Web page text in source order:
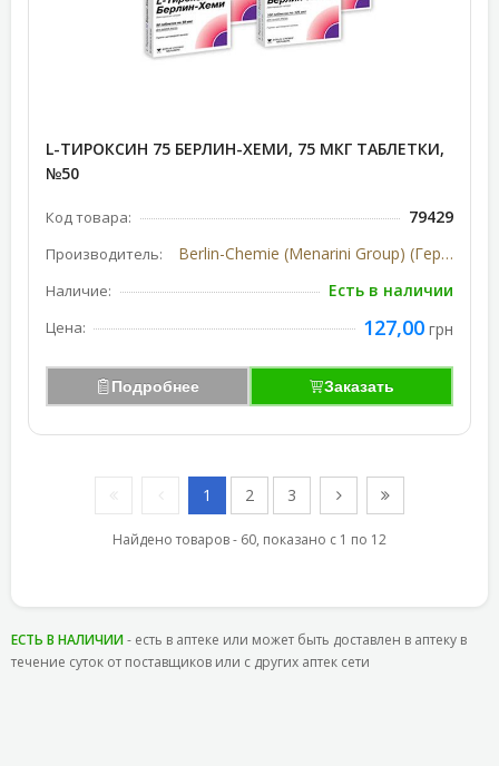
L-ТИРОКСИН 75 БЕРЛИН-ХЕМИ, 75 МКГ ТАБЛЕТКИ,
№50
Код товара: 79429
Производитель: Berlin-Chemie (Menarini Group) (Германия)
Наличие: Есть в наличии
Цена: 127,00 грн
Подробнее Заказать
1 2 3
Найдено товаров - 60, показано с 1 по 12
ЕСТЬ В НАЛИЧИИ- есть в аптеке или может быть доставлен в аптеку в
течение суток от поставщиков или с других аптек сети